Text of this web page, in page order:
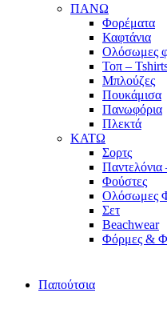
ΠΑΝΩ
Φορέματα
Καφτάνια
Ολόσωμες
Τοπ –
Μπλούζες
Πουκάμισα
Πανωφόρια
Πλεκτά
ΚΑΤΩ
Σορτς
Φούστες
Ολόσωμες
Σετ
Beachwear
Φόρμες &
Παπούτσια